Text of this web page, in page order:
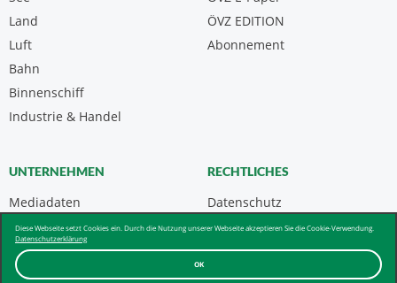
OK
Diese Webseite setzt Cookies ein. Durch die Nutzung unserer Webseite akzeptieren Sie die Cookie-Verwendung.
Datenschutzerklärung
Land
Luft
Bahn
Binnenschiff
Industrie & Handel
Abonnement
ÖVZ EDITION
UNTERNEHMEN
Mediadaten
Kontakt
Über uns & AGB
RECHTLICHES
Datenschutz
Impressum